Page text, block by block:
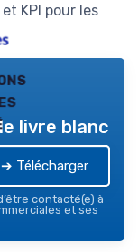
KPI pour les
livre blanc
➔ Télécharger
contacté(e) à
et ses